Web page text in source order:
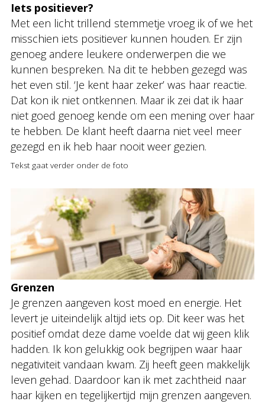
Iets positiever?
Met een licht trillend stemmetje vroeg ik of we het
misschien iets positiever kunnen houden. Er zijn
genoeg andere leukere onderwerpen die we
kunnen bespreken. Na dit te hebben gezegd was
het even stil. ‘Je kent haar zeker’ was haar reactie.
Dat kon ik niet ontkennen. Maar ik zei dat ik haar
niet goed genoeg kende om een mening over haar
te hebben. De klant heeft daarna niet veel meer
gezegd en ik heb haar nooit weer gezien.
Tekst gaat verder onder de foto
Grenzen
Je grenzen aangeven kost moed en energie. Het
levert je uiteindelijk altijd iets op. Dit keer was het
positief omdat deze dame voelde dat wij geen klik
hadden. Ik kon gelukkig ook begrijpen waar haar
negativiteit vandaan kwam. Zij heeft geen makkelijk
leven gehad. Daardoor kan ik met zachtheid naar
haar kijken en tegelijkertijd mijn grenzen aangeven.